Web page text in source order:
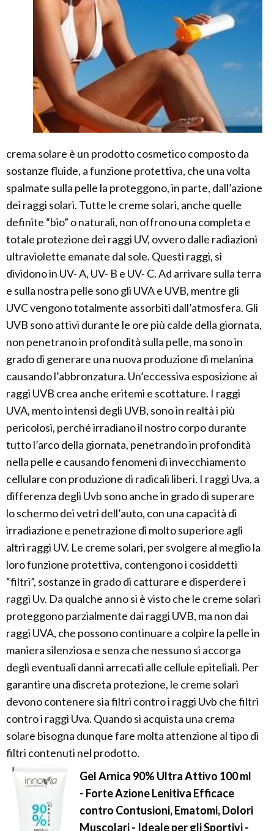
crema solare è un prodotto cosmetico composto da
sostanze fluide, a funzione protettiva, che una volta
spalmate sulla pelle la proteggono, in parte, dall’azione
dei raggi solari. Tutte le creme solari, anche quelle
definite “bio” o naturali, non offrono una completa e
totale protezione dei raggi UV, ovvero dalle radiazioni
ultraviolette emanate dal sole. Questi raggi, si
dividono in UV- A, UV- B e UV- C. Ad arrivare sulla terra
e sulla nostra pelle sono gli UVA e UVB, mentre gli
UVC vengono totalmente assorbiti dall’atmosfera. Gli
UVB sono attivi durante le ore più calde della giornata,
non penetrano in profondità sulla pelle, ma sono in
grado di generare una nuova produzione di melanina
causando l’abbronzatura. Un’eccessiva esposizione ai
raggi UVB crea anche eritemi e scottature. I raggi
UVA, mento intensi degli UVB, sono in realtà i più
pericolosi, perché irradiano il nostro corpo durante
tutto l’arco della giornata, penetrando in profondità
nella pelle e causando fenomeni di invecchiamento
cellulare con produzione di radicali liberi. I raggi Uva, a
differenza degli Uvb sono anche in grado di superare
lo schermo dei vetri dell’auto, con una capacità di
irradiazione e penetrazione di molto superiore agli
altri raggi UV. Le creme solari, per svolgere al meglio la
loro funzione protettiva, contengono i cosiddetti
“filtri”, sostanze in grado di catturare e disperdere i
raggi Uv. Da qualche anno si è visto che le creme solari
proteggono parzialmente dai raggi UVB, ma non dai
raggi UVA, che possono continuare a colpire la pelle in
maniera silenziosa e senza che nessuno si accorga
degli eventuali danni arrecati alle cellule epiteliali. Per
garantire una discreta protezione, le creme solari
devono contenere sia filtri contro i raggi Uvb che filtri
contro i raggi Uva. Quando si acquista una crema
solare bisogna dunque fare molta attenzione al tipo di
filtri contenuti nel prodotto.
Gel Arnica 90% Ultra Attivo 100 ml
- Forte Azione Lenitiva Efficace
contro Contusioni, Ematomi, Dolori
Muscolari - Ideale per gli Sportivi -